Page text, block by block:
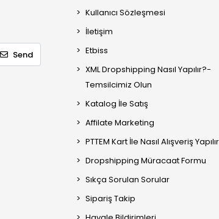
Send
Kullanıcı Sözleşmesi
İletişim
Etbiss
XML Dropshipping Nasıl Yapılır?-
Temsilcimiz Olun
Katalog İle Satış
Affilate Marketing
PTTEM Kart İle Nasıl Alışveriş
Dropshipping Müracaat Formu
Sıkça Sorulan Sorular
Sipariş Takip